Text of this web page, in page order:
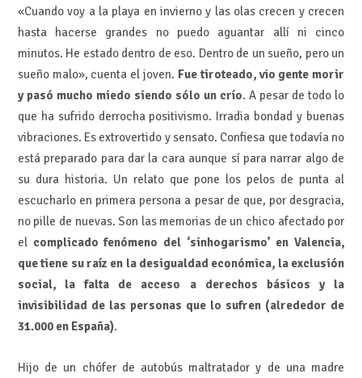
«Cuando voy a la playa en invierno y las olas crecen y crecen
hasta hacerse grandes no puedo aguantar allí ni cinco
minutos. He estado dentro de eso. Dentro de un sueño, pero un
sueño malo», cuenta el joven. Fue tiroteado, vio gente morir
y pasó mucho miedo siendo sólo un crío. A pesar de todo lo
que ha sufrido derrocha positivismo. Irradia bondad y buenas
vibraciones. Es extrovertido y sensato. Confiesa que todavía no
está preparado para dar la cara aunque sí para narrar algo de
su dura historia. Un relato que pone los pelos de punta al
escucharlo en primera persona a pesar de que, por desgracia,
no pille de nuevas. Son las memorias de un chico afectado por
el complicado fenómeno del ‘sinhogarismo’ en Valencia,
que tiene su raíz en la desigualdad económica, la exclusión
social, la falta de acceso a derechos básicos y la
invisibilidad de las personas que lo sufren (alrededor de
31.000 en España).
Hijo de un chófer de autobús maltratador y de una madre